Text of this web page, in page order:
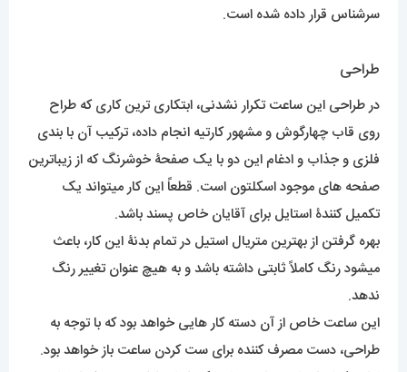
سرشناس قرار داده شده است.
طراحی
در طراحی این ساعت تکرار نشدنی، ابتکاری ترین کاری که طراح
روی قاب چهارگوش و مشهور کارتیه انجام داده، ترکیب آن با بندی
فلزی و جذاب و ادغام این دو با یک صفحۀ خوشرنگ که از زیباترین
صفحه های موجود اسکلتون است. قطعاً این کار میتواند یک
تکمیل کنندۀ استایل برای آقایان خاص پسند باشد.
بهره گرفتن از بهترین متریال استیل در تمام بدنۀ این کار، باعث
میشود رنگ کاملاً ثابتی داشته باشد و به هیچ عنوان تغییر رنگ
ندهد.
این ساعت خاص از آن دسته کار هایی خواهد بود که با توجه به
طراحی، دست مصرف کننده برای ست کردن ساعت باز خواهد بود.